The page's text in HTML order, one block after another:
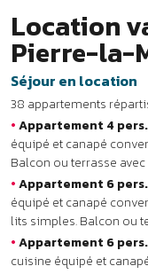
Appartement 6 pers.
cuisine équipé et
chacune 2 lits simples.
PMR : logement
Les services
•Inclus :Wi-Fi dans les
réservation), salon TV,
•En supplément :
et août : bar avec vue
DÉTENTE & LOISIRS